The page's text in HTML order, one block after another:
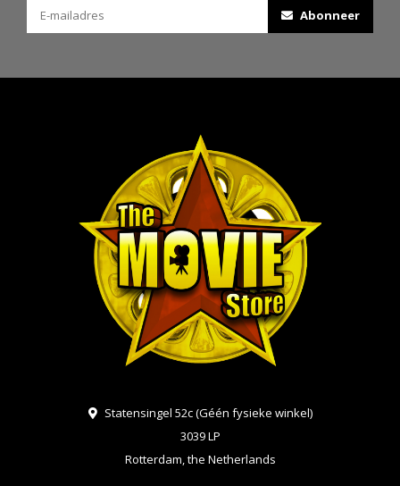
Abonneer
Statensingel 52c (Géén fysieke winkel)
3039 LP
Rotterdam, the Netherlands